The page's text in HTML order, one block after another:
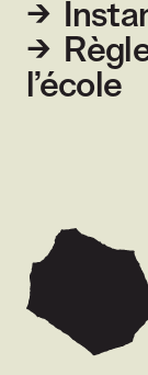
l’école